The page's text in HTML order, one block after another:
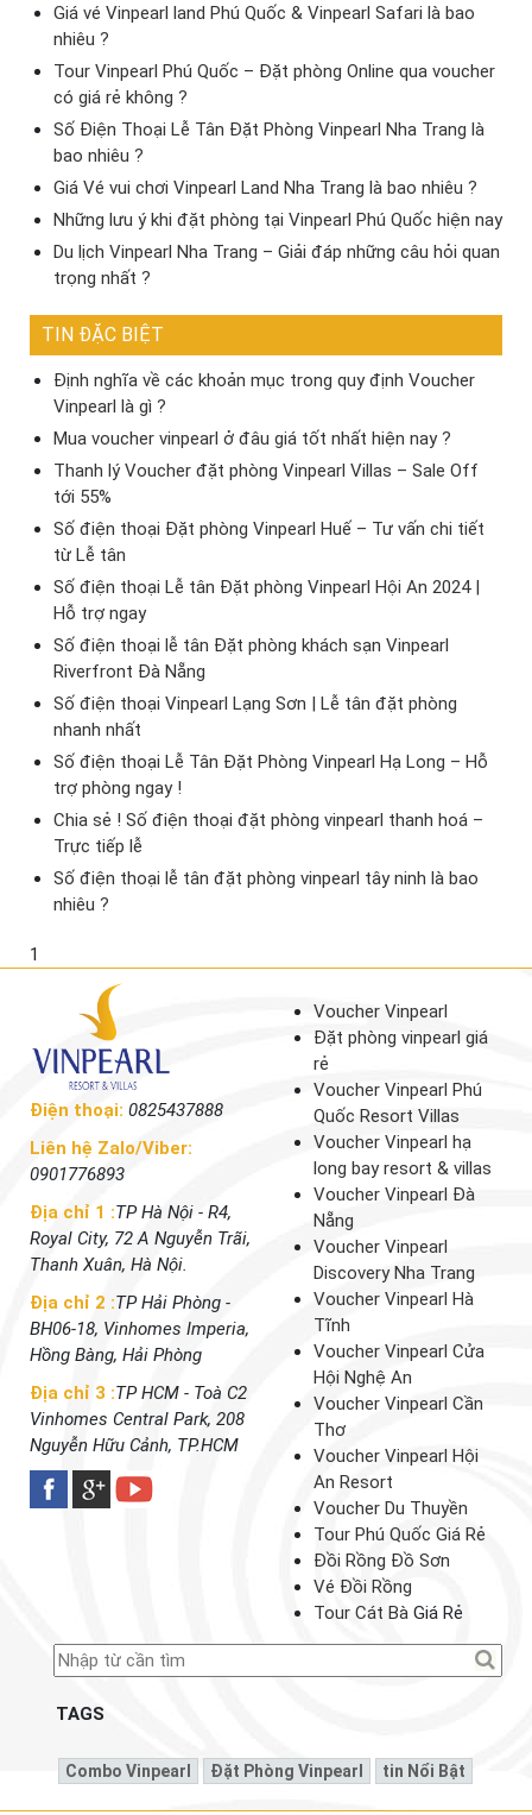
Giá vé Vinpearl land Phú Quốc & Vinpearl Safari là bao
nhiêu ?
Tour Vinpearl Phú Quốc – Đặt phòng Online qua voucher
có giá rẻ không ?
Số Điện Thoại Lễ Tân Đặt Phòng Vinpearl Nha Trang là
bao nhiêu ?
Giá Vé vui chơi Vinpearl Land Nha Trang là bao nhiêu ?
Những lưu ý khi đặt phòng tại Vinpearl Phú Quốc hiện nay
Du lịch Vinpearl Nha Trang – Giải đáp những câu hỏi quan
trọng nhất ?
TIN ĐẶC BIỆT
Định nghĩa về các khoản mục trong quy định Voucher
Vinpearl là gì ?
Mua voucher vinpearl ở đâu giá tốt nhất hiện nay ?
Thanh lý Voucher đặt phòng Vinpearl Villas – Sale Off
tới 55%
Số điện thoại Đặt phòng Vinpearl Huế – Tư vấn chi tiết
từ Lễ tân
Số điện thoại Lễ tân Đặt phòng Vinpearl Hội An 2024 |
Hỗ trợ ngay
Số điện thoại lễ tân Đặt phòng khách sạn Vinpearl
Riverfront Đà Nẵng
Số điện thoại Vinpearl Lạng Sơn | Lễ tân đặt phòng
nhanh nhất
Số điện thoại Lễ Tân Đặt Phòng Vinpearl Hạ Long – Hỗ
trợ phòng ngay !
Chia sẻ ! Số điện thoại đặt phòng vinpearl thanh hoá –
Trực tiếp lễ
Số điện thoại lễ tân đặt phòng vinpearl tây ninh là bao
nhiêu ?
1
Điện thoại: 0825437888
Liên hệ Zalo/Viber:
0901776893
Địa chỉ 1 :TP Hà Nội - R4,
Royal City, 72 A Nguyễn Trãi,
Thanh Xuân, Hà Nội.
Địa chỉ 2 :TP Hải Phòng -
BH06-18, Vinhomes Imperia,
Hồng Bàng, Hải Phòng
Địa chỉ 3 :TP HCM - Toà C2
Vinhomes Central Park, 208
Nguyễn Hữu Cảnh, TP.HCM
Voucher Vinpearl
Đặt phòng vinpearl giá
rẻ
Voucher Vinpearl Phú
Quốc Resort Villas
Voucher Vinpearl hạ
long bay resort & villas
Voucher Vinpearl Đà
Nẵng
Voucher Vinpearl
Discovery Nha Trang
Voucher Vinpearl Hà
Tĩnh
Voucher Vinpearl Cửa
Hội Nghệ An
Voucher Vinpearl Cần
Thơ
Voucher Vinpearl Hội
An Resort
Voucher Du Thuyền
Tour Phú Quốc Giá Rẻ
Đồi Rồng Đồ Sơn
Vé Đồi Rồng
Tour Cát Bà Giá Rẻ
TAGS
Combo Vinpearl Đặt Phòng Vinpearl Tin Nổi Bật